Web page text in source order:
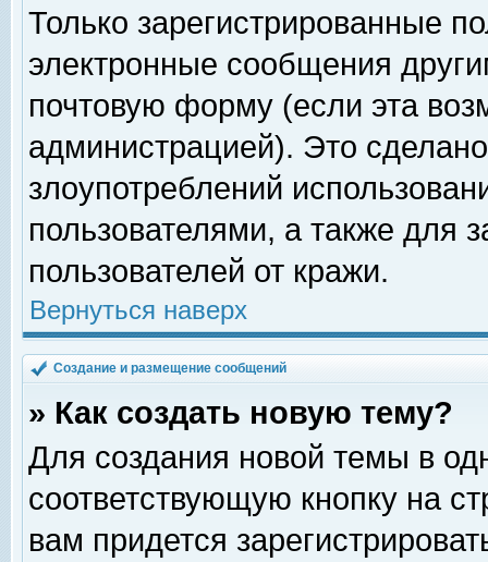
Только зарегистрированные
электронные сообщения
почтовую форму (если эта
администрацией). Это
злоупотреблений
пользователями, а также для
пользователей от кражи.
Вернуться наверх
Создание и размещение сообщений
» Как создать новую тему?
Для создания новой темы в
соответствующую кнопку на
вам придется